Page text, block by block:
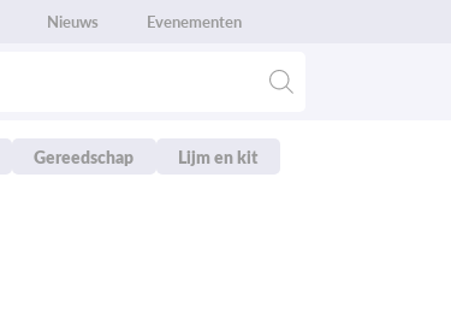
Nieuws Evenementen
Gereedschap Lijm en kit